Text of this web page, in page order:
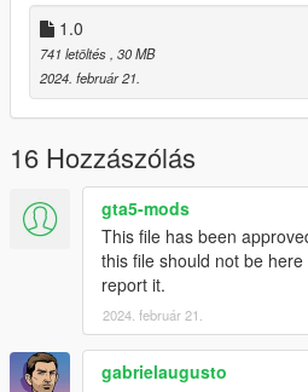
Credits : @"red : Coverse Low Top
@VoidDust1998 : New Normals,
@ayokev22 : FiveM Compatibility
1.0
741 letöltés , 30 MB
2024. február 21.
16 Hozzászólás
gta5-mods
This file has been
this file should not be
report it.
2024. február 21.
gabrielaugusto